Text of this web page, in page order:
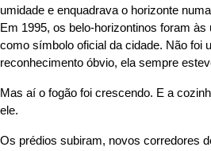
umidade e enquadrava o horizonte
Em 1995, os belo-horizontinos foram
como símbolo oficial da cidade. Não foi
reconhecimento óbvio, ela sempre
Mas aí o fogão foi crescendo. E a
ele.
Os prédios subiram, novos corredores